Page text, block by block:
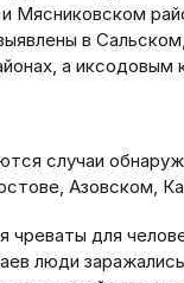
Мясниковском
в
а
случаи
Азовском,
чреваты для
люди